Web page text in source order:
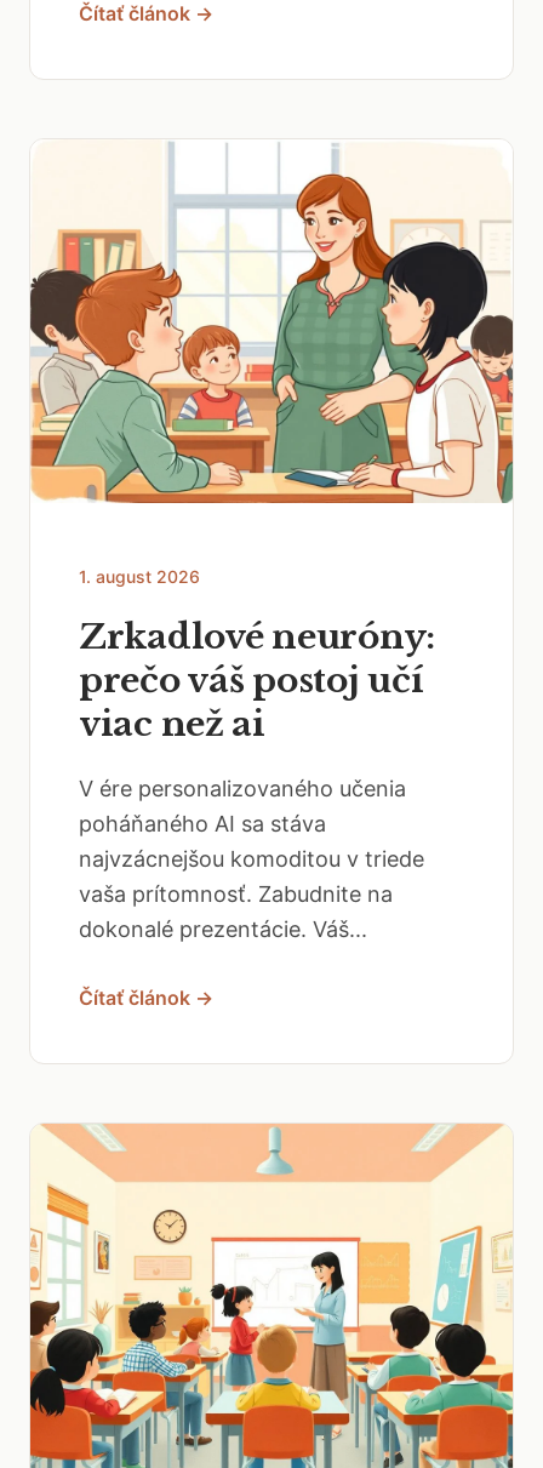
Čítať článok →
1. august 2026
Zrkadlové neuróny:
prečo váš postoj učí
viac než ai
V ére personalizovaného učenia
poháňaného AI sa stáva
najvzácnejšou komoditou v triede
vaša prítomnosť. Zabudnite na
dokonalé prezentácie. Váš...
Čítať článok →